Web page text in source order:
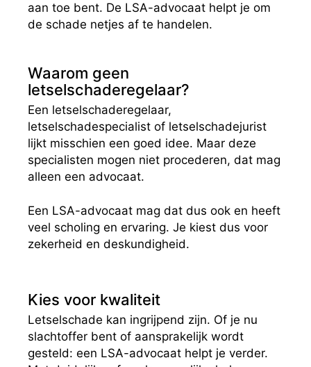
aan toe bent. De LSA-advocaat helpt je om
de schade netjes af te handelen.
Waarom geen
letselschaderegelaar?
Een letselschaderegelaar,
letselschadespecialist of letselschadejurist
lijkt misschien een goed idee. Maar deze
specialisten mogen niet procederen, dat mag
alleen een advocaat.
Een LSA-advocaat mag dat dus ook en heeft
veel scholing en ervaring. Je kiest dus voor
zekerheid en deskundigheid.
Kies voor kwaliteit
Letselschade kan ingrijpend zijn. Of je nu
slachtoffer bent of aansprakelijk wordt
gesteld: een LSA-advocaat helpt je verder.